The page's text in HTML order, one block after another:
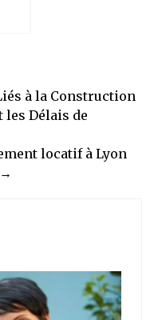
à la Construction
les Délais de
locatif à Lyon
→